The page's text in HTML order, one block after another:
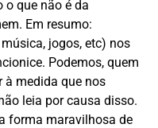
o que não é da
Em resumo:
jogos, etc) nos
Podemos, quem
à medida que nos
leia por causa disso.
forma maravilhosa de